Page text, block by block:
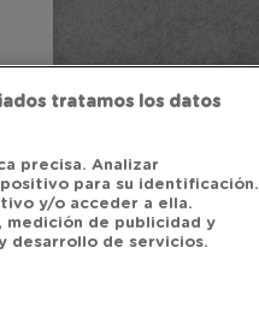
tratamos los datos
precisa. Analizar
para su identificación.
y/o acceder a ella.
medición de publicidad y
desarrollo de servicios.